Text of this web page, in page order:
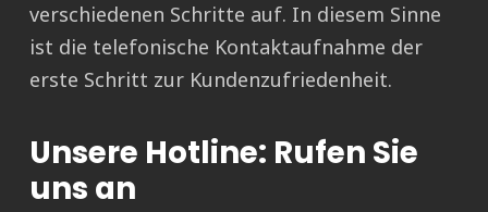
verschiedenen Schritte auf. In diesem Sinne
ist die telefonische Kontaktaufnahme der
erste Schritt zur Kundenzufriedenheit.
Unsere Hotline: Rufen Sie
uns an